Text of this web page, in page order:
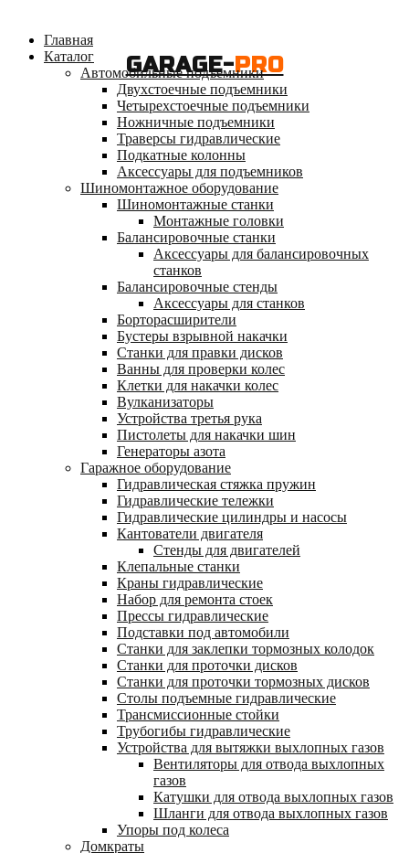
GARAGE-PRO
Главная
Каталог
Автомобильные подъемники
Двухстоечные подъемники
Четырехстоечные подъемники
Ножничные подъемники
Траверсы гидравлические
Подкатные колонны
Аксессуары для подъемников
Шиномонтажное оборудование
Шиномонтажные станки
Монтажные головки
Балансировочные станки
Аксессуары для балансировочных
станков
Балансировочные стенды
Аксессуары для станков
Борторасширители
Бустеры взрывной накачки
Станки для правки дисков
Ванны для проверки колес
Клетки для накачки колес
Вулканизаторы
Устройства третья рука
Пистолеты для накачки шин
Генераторы азота
Гаражное оборудование
Гидравлическая стяжка пружин
Гидравлические тележки
Гидравлические цилиндры и насосы
Кантователи двигателя
Стенды для двигателей
Клепальные станки
Краны гидравлические
Набор для ремонта стоек
Прессы гидравлические
Подставки под автомобили
Станки для заклепки тормозных колодок
Станки для проточки дисков
Станки для проточки тормозных дисков
Столы подъемные гидравлические
Трансмиссионные стойки
Трубогибы гидравлические
Устройства для вытяжки выхлопных газов
Вентиляторы для отвода выхлопных
газов
Катушки для отвода выхлопных газов
Шланги для отвода выхлопных газов
Упоры под колеса
Домкраты